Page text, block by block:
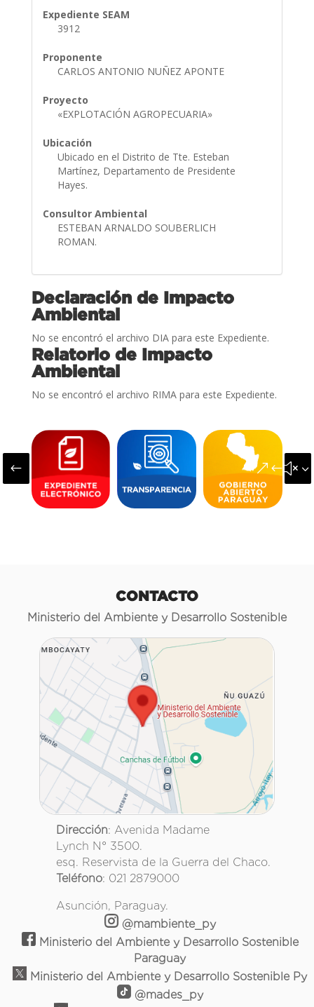
Expediente SEAM
3912
Proponente
CARLOS ANTONIO NUÑEZ APONTE
Proyecto
«EXPLOTACIÓN AGROPECUARIA»
Ubicación
Ubicado en el Distrito de Tte. Esteban
Martínez, Departamento de Presidente
Hayes.
Consultor Ambiental
ESTEBAN ARNALDO SOUBERLICH
ROMAN.
Declaración de Impacto
Ambiental
No se encontró el archivo DIA para este Expediente.
Relatorio de Impacto
Ambiental
No se encontró el archivo RIMA para este Expediente.
#
CONTACTO
Ministerio del Ambiente y Desarrollo Sostenible
Dirección: Avenida Madame
Lynch N° 3500.
esq. Reservista de la Guerra del Chaco.
Teléfono: 021 2879000
Asunción, Paraguay.
@mambiente_py
Ministerio del Ambiente y Desarrollo Sostenible
Paraguay
Ministerio del Ambiente y Desarrollo Sostenible Py
@mades_py